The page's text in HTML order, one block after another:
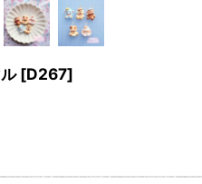
[D267]